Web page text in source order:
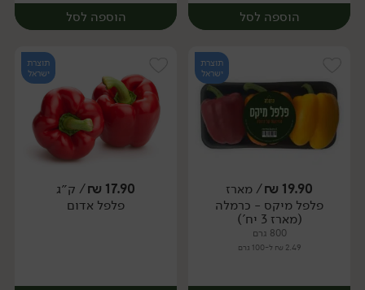
הוספה לסל
מארז
הוספה לסל
מארז
תוצרת
ישראל
19.90
₪/ מארז
פלפל מיקס - כרמלה
(מארז 3 יח')
800 גרם
2.49 ₪ ל-100 גרם
תוצרת
ישראל
17.90
₪/ ק״ג
פלפל אדום